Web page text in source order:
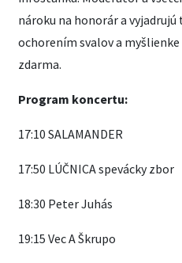
nároku na honorár a
ochorením svalov a
zdarma.
Program koncertu:
17:10 SALAMANDER
17:50 LÚČNICA spevácky zbor
18:30 Peter Juhás
19:15 Vec A Škrupo